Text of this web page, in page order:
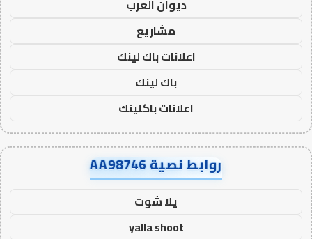
ديوان العرب
مشاريع
اعلانات باك لينك
باك لينك
اعلانات باكلينك
روابط نصية AA98746
يلا شوت
yalla shoot